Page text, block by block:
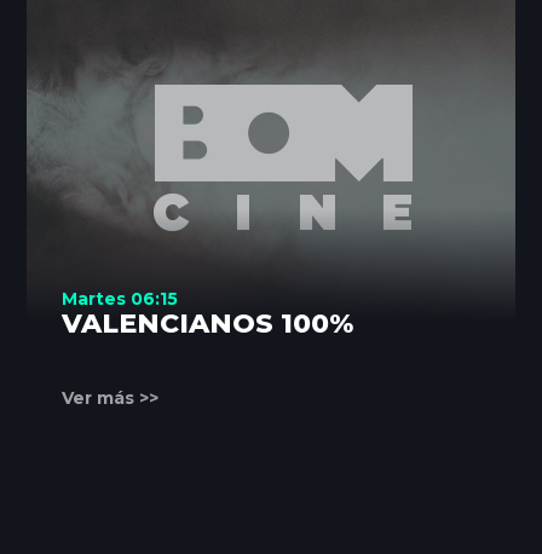
Martes 06:15
VALENCIANOS 100%
Ver más >>